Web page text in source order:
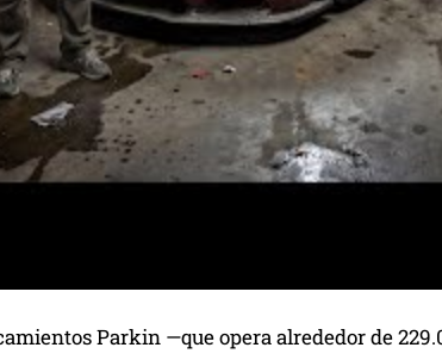
Parkin —que opera alrededor de